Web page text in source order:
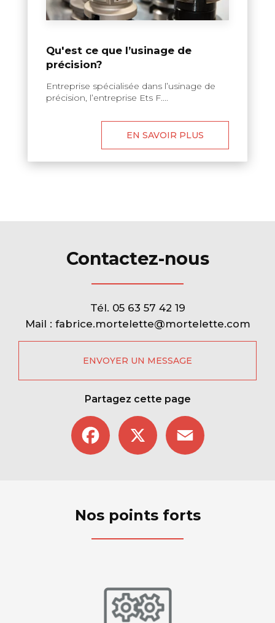
Qu'est ce que l’usinage de
précision?
Entreprise spécialisée dans l’usinage de
précision, l’entreprise Ets F....
EN SAVOIR PLUS
Contactez-nous
Tél. 05 63 57 42 19
Mail : fabrice.mortelette@mortelette.com
ENVOYER UN MESSAGE
Partagez cette page
Facebook
Nos points forts